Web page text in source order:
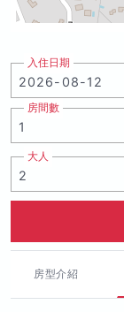
入住日期
房間數
大人
房型介紹